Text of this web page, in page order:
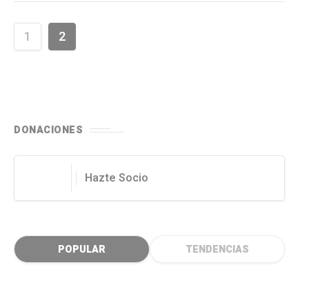
1 2
DONACIONES
Hazte Socio
POPULAR TENDENCIAS